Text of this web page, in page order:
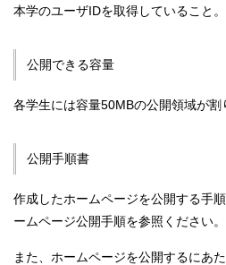
本学のユーザIDを取得していること。
公開できる容量
各学生には容量50MBの公開領域が割
公開手順書
作成したホームページを公開する手
ームページ公開手順を参照ください。
また、ホームページを公開するにあ